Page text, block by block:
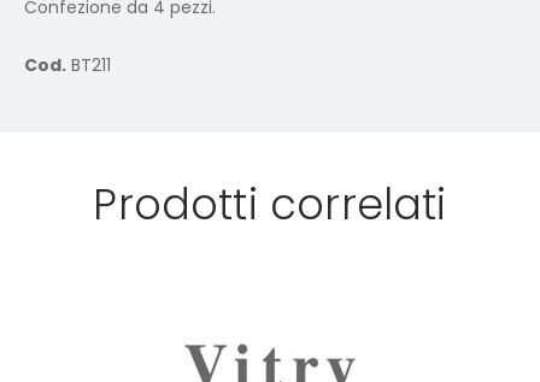
Confezione da 4 pezzi.
Cod. BT211
Prodotti correlati